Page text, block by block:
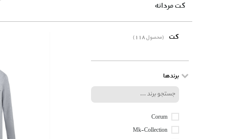
کت مردانه
(118 محصول) کت
برندها
Corum
Mk-Collection